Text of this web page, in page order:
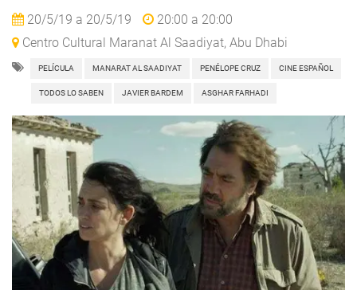
20/5/19 a 20/5/19 20:00 a 20:00
Centro Cultural Maranat Al Saadiyat, Abu Dhabi
PELÍCULA MANARAT AL SAADIYAT PENÉLOPE CRUZ CINE ESPAÑOL
TODOS LO SABEN JAVIER BARDEM ASGHAR FARHADI